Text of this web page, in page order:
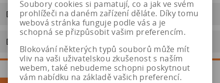
Dotaz na výrobek
Doporučit výrobek
Soubory cookies si pamatují, co a jak ve svém
prohlížeči na daném zařízení děláte. Díky tomu
webová stránka funguje podle vás a je
schopná se přizpůsobit vašim preferencím.
Blokování některých typů souborů může mít
vliv na vaši uživatelskou zkušenost s naším
webem, také nebudeme schopni poskytnout
vám nabídku na základě vašich preferencí.